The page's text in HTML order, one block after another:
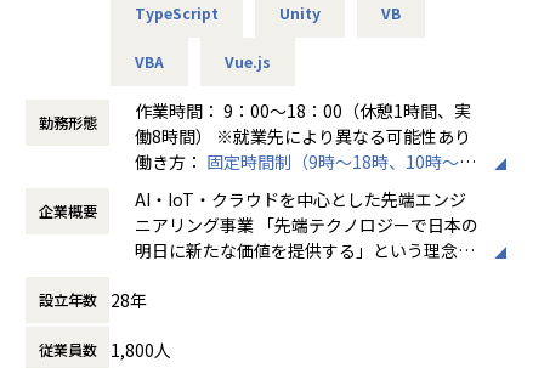
★リーダーによるフォロー
経験のある技術者をリーダーに任命し、技術者のフォロー
ができる体制を整えています。
リーダーと営業は月に1度会議の場を設けており、情報共
有を行っております。
【業務の変更の範囲】
無
TypeScript Unity VB
VBA Vue.js
勤務形態
作業時間： 9：00～18：00（休憩1時間、実
働8時間） ※就業先により異なる可能性あり
働き方： 固定時間制（9時～18時、10時～19
時間外労働の有無： 有（月平均20時間～30
時間）
休憩時間： 60分
企業概要
AI・IoT・クラウドを中心とした先端エンジ
ニアリング事業 「先端テクノロジーで日本の
明日に新たな価値を提供する」という理念を
た先端テクノロジーの中で「ジャパニアスだ
アリング業界から必要とされ続ける会社を目
設立年数 28年
従業員数 1,800人